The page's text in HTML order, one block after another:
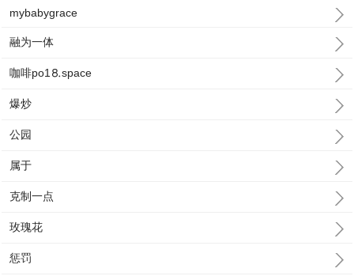
mybabygrace
融为一体
咖啡po1⒏space
爆炒
公园
属于
克制一点
玫瑰花
惩罚